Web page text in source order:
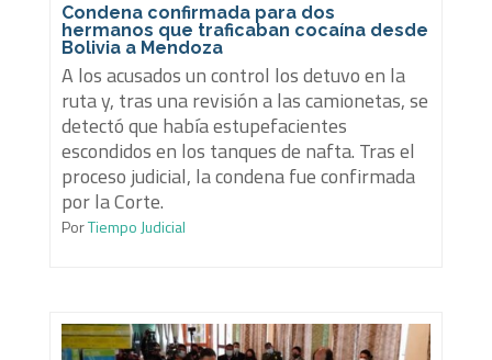
Condena confirmada para dos
hermanos que traficaban cocaína desde
Bolivia a Mendoza
A los acusados un control los detuvo en la
ruta y, tras una revisión a las camionetas, se
detectó que había estupefacientes
escondidos en los tanques de nafta. Tras el
proceso judicial, la condena fue confirmada
por la Corte.
PorTiempo Judicial